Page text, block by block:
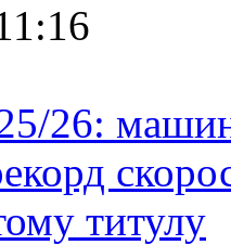
26:
титулу